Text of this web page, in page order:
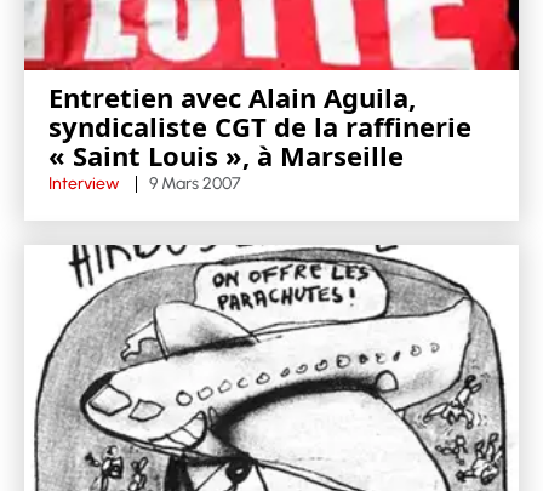
Entretien avec Alain Aguila,
syndicaliste CGT de la raffinerie
« Saint Louis », à Marseille
Interview 9 Mars 2007